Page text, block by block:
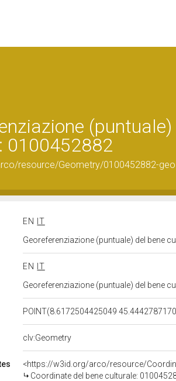
0100452882
resource/Geometry/0100452882-
EN
IT
Georeferenziazione (puntuale) del bene
EN
IT
Georeferenziazione (puntuale) del bene
POINT(8.6172504425049
clv:Geometry
<https://w3id.org/arco/resource/
Coordinate del bene culturale: